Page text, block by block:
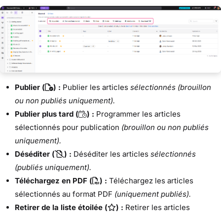
Publier ( ) : Publier les articles sélectionnés (brouillon
ou non publiés uniquement).
Publier plus tard (
) : Programmer les articles
sélectionnés pour publication (brouillon ou non publiés
uniquement).
Déséditer (
) : Déséditer les articles sélectionnés
(publiés uniquement).
Téléchargez en PDF (
) : Téléchargez les articles
sélectionnés au format PDF (uniquement publiés).
Retirer de la liste étoilée (
) : Retirer les articles